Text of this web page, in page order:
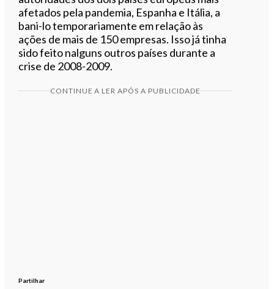
afetados pela pandemia, Espanha e Itália, a
bani-lo temporariamente em relação às
ações de mais de 150 empresas. Isso já tinha
sido feito nalguns outros países durante a
crise de 2008-2009.
CONTINUE A LER APÓS A PUBLICIDADE
Partilhar